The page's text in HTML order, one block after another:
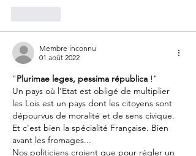
Membre inconnu
01 août 2022
"Plurimae leges, pessima républica !"
Un pays où l'Etat est obligé de multiplier
les Lois est un pays dont les citoyens sont
dépourvus de moralité et de sens civique.
Et c'est bien la spécialité Française. Bien
avant les fromages...
Nos politiciens croient que pour régler un